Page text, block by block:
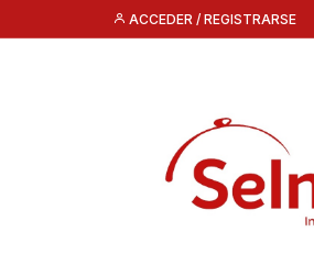
al
ACCEDER / REGISTRARSE